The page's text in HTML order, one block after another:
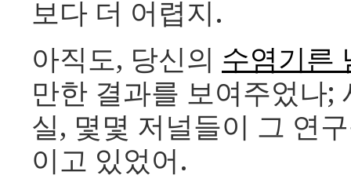
보다 더 어렵지.
아직도, 당신의 수염기른
만한 결과를 보여주었나;
실, 몇몇 저널들이 그 연
이고 있었어.